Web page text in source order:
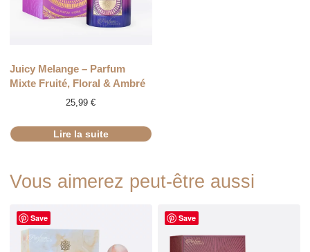
RUPTURE
Juicy Melange – Parfum
Mixte Fruité, Floral & Ambré
25,99€
Lire la suite
Vous aimerez peut-être aussi
Save Save